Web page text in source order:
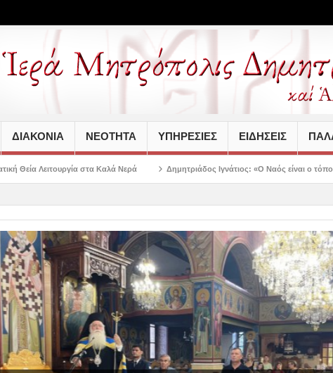
ΔΙΑΚΟΝΙΑ ΝΕΟΤΗΤΑ ΥΠΗΡΕΣΙΕΣ ΕΙΔΗΣΕΙΣ
Καλά Νερά Δημητριάδος Ιγνάτιος: «Ο Ναός είναι ο τόπος της πίστεως, της